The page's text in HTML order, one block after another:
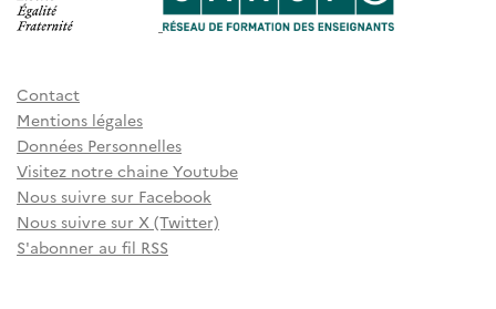
Contact
Mentions légales
Données Personnelles
Visitez notre chaine Youtube
Nous suivre sur Facebook
Nous suivre sur X (Twitter)
S'abonner au fil RSS